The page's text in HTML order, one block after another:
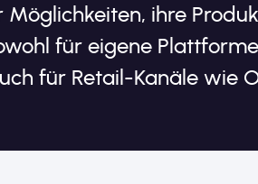
ihre
für eigene
für Retail-Kanäle wie